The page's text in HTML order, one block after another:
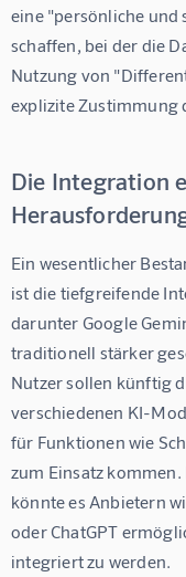
eine "persönliche und
schaffen, bei der die
Nutzung von
explizite Zustimmung
Die Integration
Ein wesentlicher
ist die tiefgreifende
darunter Google
traditionell stärker
Nutzer sollen künftig
verschiedenen KI-
für Funktionen wie
zum Einsatz
könnte es Anbietern
oder ChatGPT
integriert zu werden.